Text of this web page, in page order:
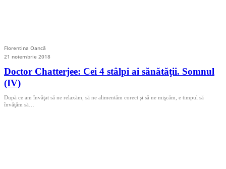
Florentina Oancă
21 noiembrie 2018
Doctor Chatterjee: Cei 4 stâlpi ai sănătăţii. Somnul
(IV)
După ce am învăţat să ne relaxăm, să ne alimentăm corect şi să ne mişcăm, e timpul să
învăţăm să…